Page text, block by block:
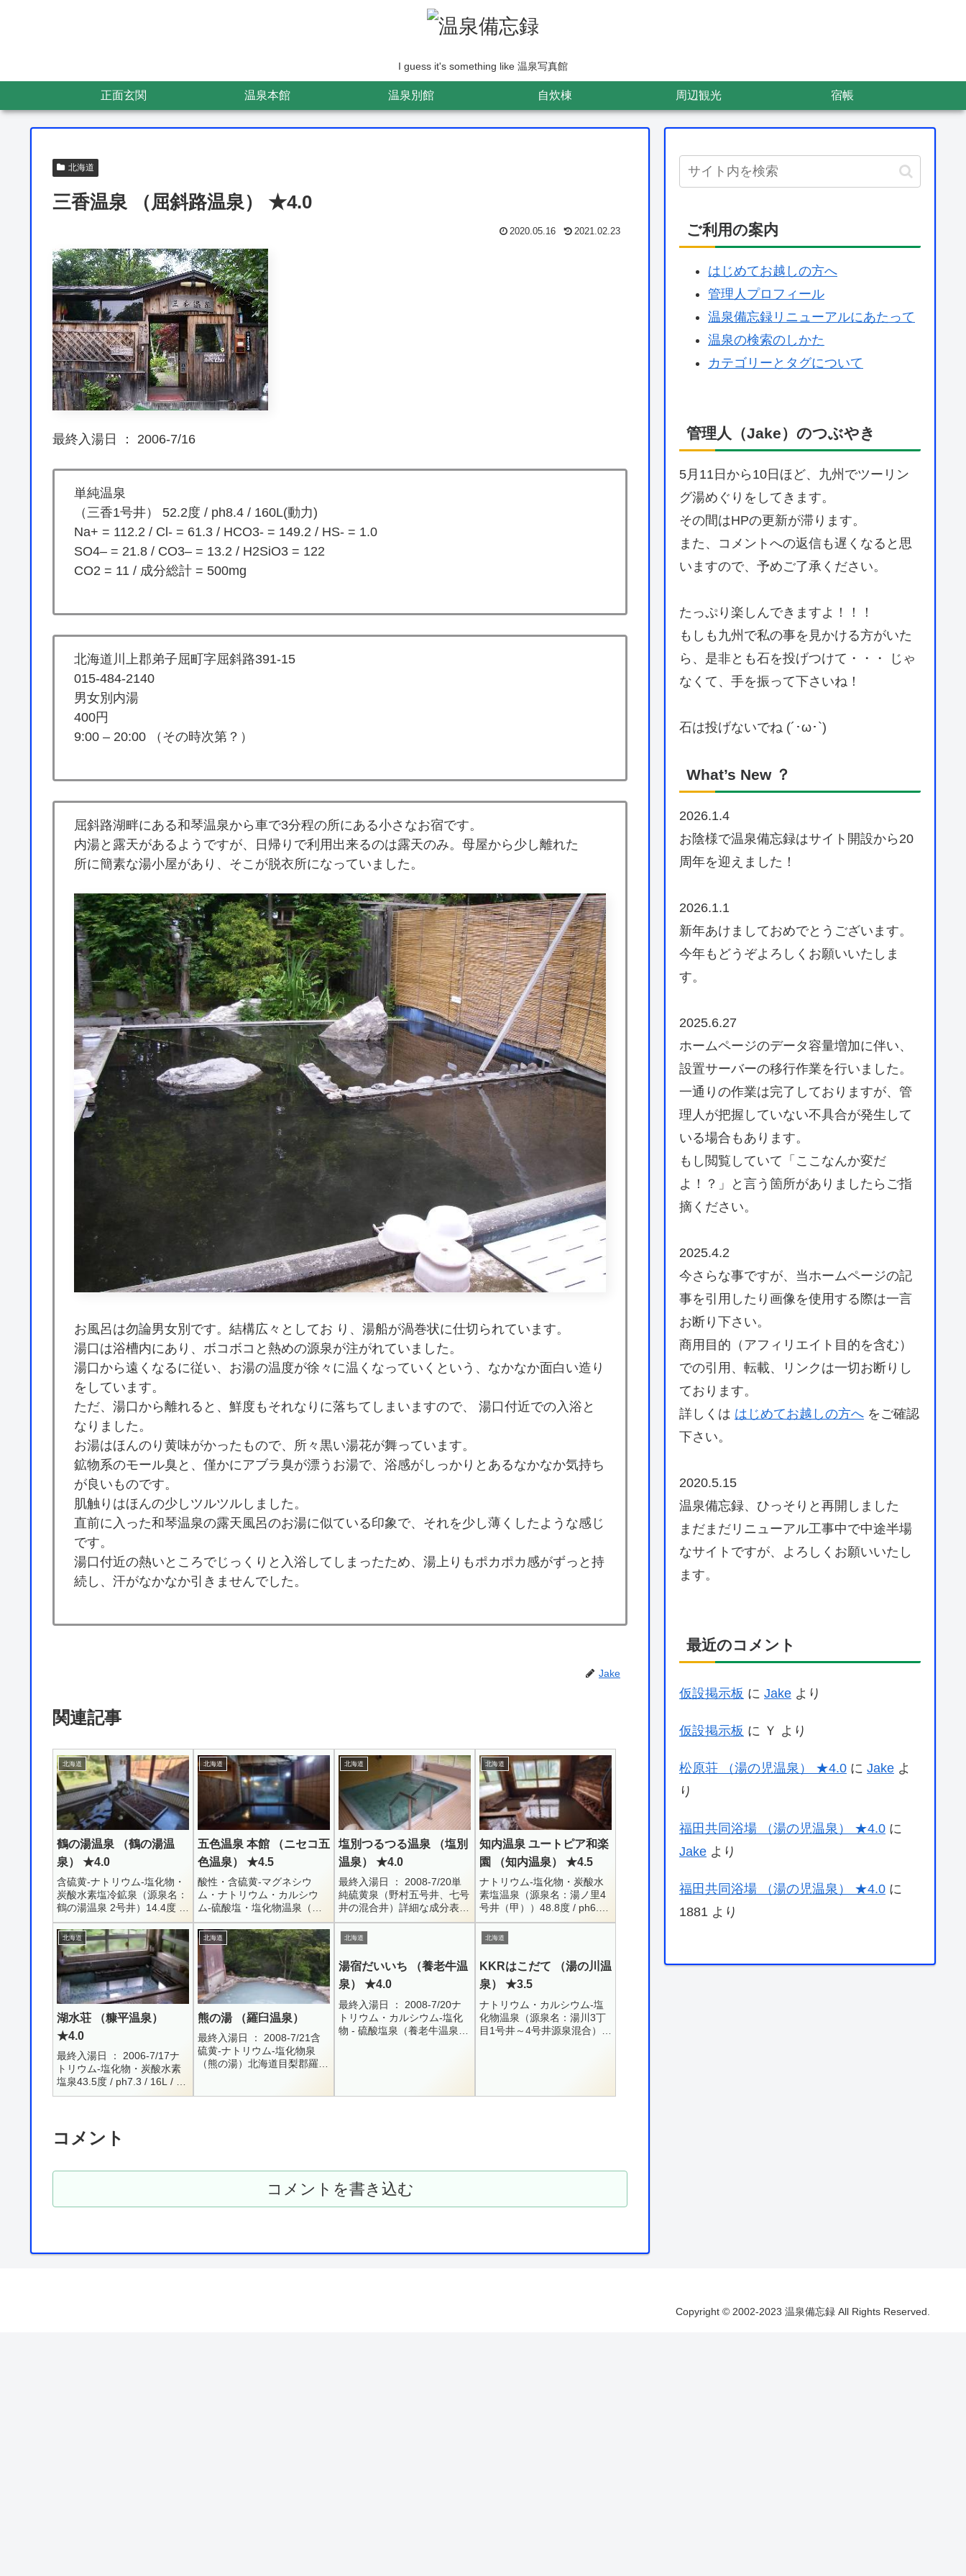
I guess it's something like 温泉写真館
正面玄関 温泉本館 温泉別館 自炊棟 周辺観光 宿帳
北海道
三香温泉 （屈斜路温泉） ★4.0
2020.05.16 2021.02.23
最終入湯日 ： 2006-7/16
単純温泉
（三香1号井） 52.2度 / ph8.4 / 160L(動力)
Na+ = 112.2 / Cl- = 61.3 / HCO3- = 149.2 / HS- = 1.0
SO4– = 21.8 / CO3– = 13.2 / H2SiO3 = 122
CO2 = 11 / 成分総計 = 500mg
北海道川上郡弟子屈町字屈斜路391-15
015-484-2140
男女別内湯
400円
9:00 – 20:00 （その時次第？）
屈斜路湖畔にある和琴温泉から車で3分程の所にある小さなお宿です。
内湯と露天があるようですが、日帰りで利用出来るのは露天のみ。母屋から少し離れた
所に簡素な湯小屋があり、そこが脱衣所になっていました。
お風呂は勿論男女別です。結構広々としてお り、湯船が渦巻状に仕切られています。
湯口は浴槽内にあり、ボコボコと熱めの源泉が注がれていました。
湯口から遠くなるに従い、お湯の温度が徐々に温くなっていくという、なかなか面白い造り
をしています。
ただ、湯口から離れると、鮮度もそれなりに落ちてしまいますので、 湯口付近での入浴と
なりました。
お湯はほんのり黄味がかったもので、所々黒い湯花が舞っています。
鉱物系のモール臭と、僅かにアブラ臭が漂うお湯で、浴感がしっかりとあるなかなか気持ち
が良いものです。
肌触りはほんの少しツルツルしました。
直前に入った和琴温泉の露天風呂のお湯に似ている印象で、それを少し薄くしたような感じ
です。
湯口付近の熱いところでじっくりと入浴してしまったため、湯上りもポカポカ感がずっと持
続し、汗がなかなか引きませんでした。
Jake
関連記事
北海道
鶴の湯温泉 （鶴の湯温
泉） ★4.0
含硫黄-ナトリウム-塩化物・
炭酸水素塩冷鉱泉（源泉名：
鶴の湯温泉 2号井）14.4度 /
pH8.2 / 動力揚湯 /
R4.6.10Na+ = 747 / K+ =
32.6 /...
北海道
五色温泉 本館 （ニセコ五
色温泉） ★4.5
酸性・含硫黄-マグネシウ
ム・ナトリウム・カルシウ
ム-硫酸塩・塩化物温泉（源
泉名：五色温泉）73.6度 /
ph2.0 / 自然湧出 / R3.10.7H+
= 10.0 / Na+...
北海道
塩別つるつる温泉 （塩別
温泉） ★4.0
最終入湯日 ： 2008-7/20単
純硫黄泉（野村五号井、七号
井の混合井）詳細な成分表発
見できず北海道北見市留辺蘂
町滝の湯2010120-26-2674男
女別内湯 ・ ジャグジー ...
北海道
知内温泉 ユートピア和楽
園 （知内温泉） ★4.5
ナトリウム-塩化物・炭酸水
素塩温泉（源泉名：湯ノ里4
号井（甲））48.8度 / ph6.6 /
R4.11.2Na+ = 705.6 / K+ =
109.1 / NH4+ = 0...
北海道
湖水荘 （糠平温泉）
★4.0
最終入湯日 ： 2006-7/17ナ
トリウム-塩化物・炭酸水素
塩泉43.5度 / ph7.3 / 16L / 自
然湧出Na+ = 262.3 / K+ =
北海道
熊の湯 （羅臼温泉）
最終入湯日 ： 2008-7/21含
硫黄-ナトリウム-塩化物泉
（熊の湯）北海道目梨郡羅臼
北海道
湯宿だいいち （養老牛温
泉） ★4.0
最終入湯日 ： 2008-7/20ナ
トリウム・カルシウム-塩化
物 - 硫酸塩泉（養老牛温泉 1
北海道
KKRはこだて （湯の川温
泉） ★3.5
ナトリウム・カルシウム-塩
化物温泉（源泉名：湯川3丁
目1号井～4号井源泉混合）
コメント
コメントを書き込む
ご利用の案内
はじめてお越しの方へ
管理人プロフィール
温泉備忘録リニューアルにあたって
温泉の検索のしかた
カテゴリーとタグについて
管理人（Jake）のつぶやき
5月11日から10日ほど、九州でツーリン
グ湯めぐりをしてきます。
その間はHPの更新が滞ります。
また、コメントへの返信も遅くなると思
いますので、予めご了承ください。
たっぷり楽しんできますよ！！！
もしも九州で私の事を見かける方がいた
ら、是非とも石を投げつけて・・・ じゃ
なくて、手を振って下さいね！
石は投げないでね (´･ω･`)
What’s New ？
2026.1.4
お陰様で温泉備忘録はサイト開設から20
周年を迎えました！
2026.1.1
新年あけましておめでとうございます。
今年もどうぞよろしくお願いいたしま
す。
2025.6.27
ホームページのデータ容量増加に伴い、
設置サーバーの移行作業を行いました。
一通りの作業は完了しておりますが、管
理人が把握していない不具合が発生して
いる場合もあります。
もし閲覧していて「ここなんか変だ
よ！？」と言う箇所がありましたらご指
摘ください。
2025.4.2
今さらな事ですが、当ホームページの記
事を引用したり画像を使用する際は一言
お断り下さい。
商用目的（アフィリエイト目的を含む）
での引用、転載、リンクは一切お断りし
ております。
詳しくは はじめてお越しの方へ をご確認
下さい。
2020.5.15
温泉備忘録、ひっそりと再開しました
まだまだリニューアル工事中で中途半場
なサイトですが、よろしくお願いいたし
ます。
最近のコメント
仮設掲示板 に Jake より
仮設掲示板 に Ｙ より
松原荘 （湯の児温泉） ★4.0 に Jake よ
り
福田共同浴場 （湯の児温泉） ★4.0 に
Jake より
福田共同浴場 （湯の児温泉） ★4.0 に
1881 より
Copyright © 2002-2023 温泉備忘録 All Rights Reserved.